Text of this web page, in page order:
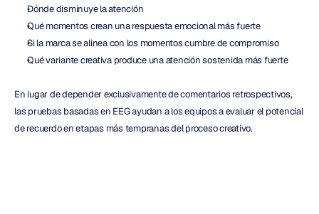
Dónde disminuye la atención
Qué momentos crean una respuesta emocional más fuerte
Si la marca se alinea con los momentos cumbre de compromiso
Qué variante creativa produce una atención sostenida más fuerte
En lugar de depender exclusivamente de comentarios retrospectivos,
las pruebas basadas en EEG ayudan a los equipos a evaluar el potencial
de recuerdo en etapas más tempranas del proceso creativo.